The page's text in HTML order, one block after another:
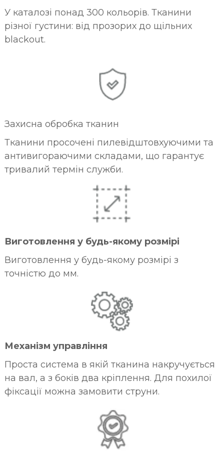
У каталозі понад 300 кольорів. Тканини
різної густини: від прозорих до щільних
blackout.
Захисна обробка тканин
Тканини просочені пилевідштовхуючими та
антивигораючими складами, що гарантує
тривалий термін служби.
Виготовлення у будь-якому розмірі
Виготовлення у будь-якому розмірі з
точністю до мм.
Механізм управління
Проста система в якій тканина накручується
на вал, а з боків два кріплення. Для похилої
фіксації можна замовити струни.